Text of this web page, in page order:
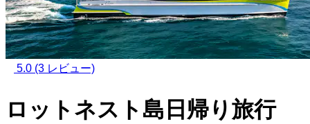
5.0 (3 レビュー)
ロットネスト島日帰り旅行